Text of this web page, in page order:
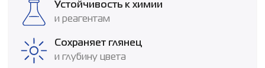
Устойчивость к химии
и реагентам
Сохраняет глянец
и глубину цвета